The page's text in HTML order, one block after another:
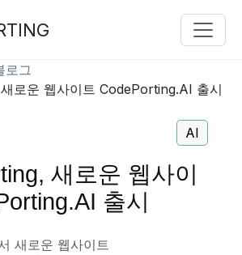
로그
로운 웹사이트 CodePorting.AI 출시
AI
새로운 웹사이
출시
새로운 웹사이트